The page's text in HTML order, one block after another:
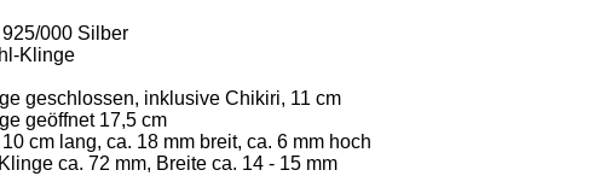
000 Silber
Klinge
geschlossen, inklusive Chikiri, 11 cm
geöffnet 17,5 cm
cm lang, ca. 18 mm breit, ca. 6 mm hoch
ca. 72 mm, Breite ca. 14 - 15 mm